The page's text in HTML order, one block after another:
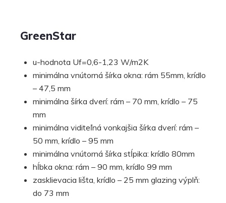
GreenStar
u-hodnota Uf=0,6-1,23 W/m2K
minimálna vnútorná šírka okna: rám 55mm, krídlo
– 47,5 mm
minimálna šírka dverí: rám – 70 mm, krídlo – 75
mm
minimálna viditeľná vonkajšia šírka dverí: rám –
50 mm, krídlo – 95 mm
minimálna vnútorná šírka stĺpika: krídlo 80mm
hĺbka okna: rám – 90 mm, krídlo 99 mm
zasklievacia lišta, krídlo – 25 mm glazing výplň:
do 73 mm